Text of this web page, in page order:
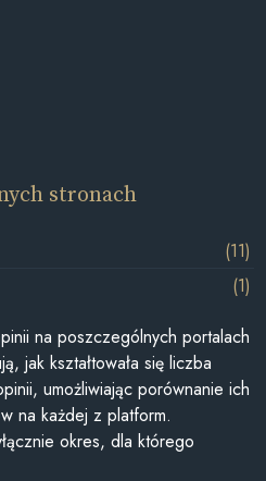
stronach
(11)
(1)
na poszczególnych portalach
jak kształtowała się liczba
umożliwiając porównanie ich
na każdej z platform.
okres, dla którego